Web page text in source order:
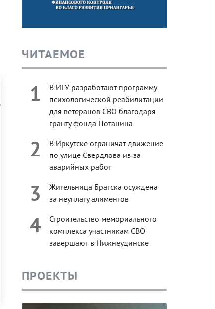
ЧИТАЕМОЕ
1
В ИГУ разработают программу
психологической реабилитации
для ветеранов СВО благодаря
гранту фонда Потанина
2
В Иркутске ограничат движение
по улице Свердлова из‑за
аварийных работ
3
Жительница Братска осуждена
за неуплату алиментов
4
Строительство мемориального
комплекса участникам СВО
завершают в Нижнеудинске
ПРОЕКТЫ